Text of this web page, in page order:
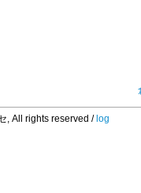
, All rights reserved / log